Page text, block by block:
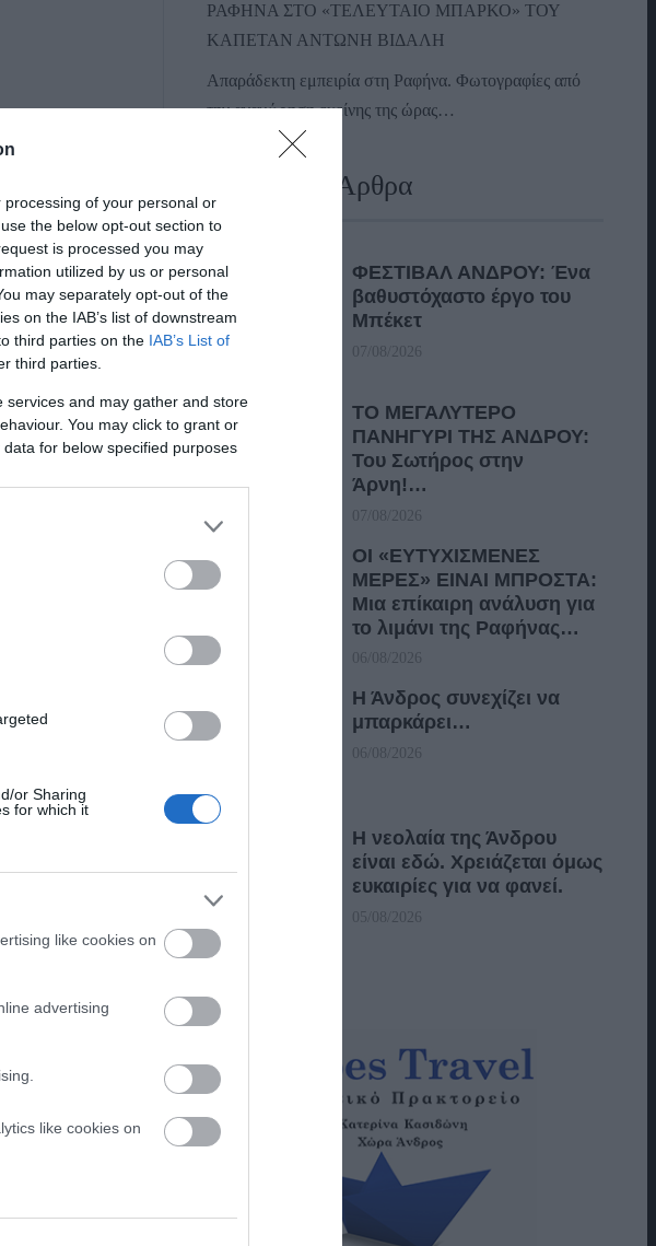
of your personal or
the below opt-out section to
is processed you may
utilized by us or personal
may separately opt-out of the
on the IAB’s list of downstream
third parties on the IAB’s List of
third parties.
services and may gather and store
You may click to grant or
for below specified purposes
or Sharing
for which it
like cookies on
advertising
like cookies on
να
του λιμάνια:
για την
προς
δίκτυο τα
Λαυρίου
αλλά
μεγάλων
τις
Ραφήνας ως
ο
όλες
Η
εκτιμηθεί
να έχει
από το
ΓΕΚ
ΡΑΦΗΝΑ ΣΤΟ «ΤΕΛΕΥΤΑΙΟ ΜΠΑΡΚΟ» ΤΟΥ
ΚΑΠΕΤΑΝ ΑΝΤΩΝΗ ΒΙΔΑΛΗ
Απαράδεκτη εμπειρία στη Ραφήνα. Φωτογραφίες από
την αναχώρηση εκείνης της ώρας…
Πρόσφατα Άρθρα
ΦΕΣΤΙΒΑΛ ΑΝΔΡΟΥ: Ένα
βαθυστόχαστο έργο του
Μπέκετ
07/08/2026
ΤΟ ΜΕΓΑΛΥΤΕΡΟ
ΠΑΝΗΓΥΡΙ ΤΗΣ ΑΝΔΡΟΥ:
Του Σωτήρος στην
Άρνη!…
07/08/2026
ΟΙ «ΕΥΤΥΧΙΣΜΕΝΕΣ
ΜΕΡΕΣ» ΕΙΝΑΙ ΜΠΡΟΣΤΑ:
Μια επίκαιρη ανάλυση για
το λιμάνι της Ραφήνας…
06/08/2026
Η Άνδρος συνεχίζει να
μπαρκάρει…
06/08/2026
Η νεολαία της Άνδρου
είναι εδώ. Χρειάζεται όμως
ευκαιρίες για να φανεί.
05/08/2026